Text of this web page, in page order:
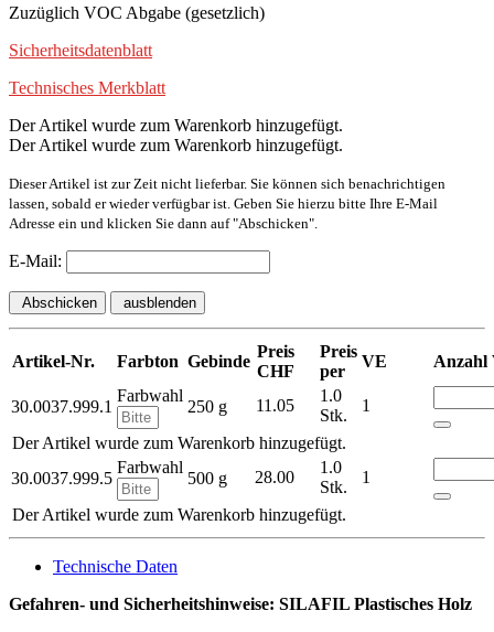
Zuzüglich VOC Abgabe (gesetzlich)
Sicherheitsdatenblatt
Technisches Merkblatt
Der Artikel wurde zum Warenkorb hinzugefügt.
Der Artikel wurde zum Warenkorb hinzugefügt.
Dieser Artikel ist zur Zeit nicht lieferbar. Sie können sich benachrichtigen
lassen, sobald er wieder verfügbar ist. Geben Sie hierzu bitte Ihre E-Mail
Adresse ein und klicken Sie dann auf "Abschicken".
E-Mail:
Abschicken ausblenden
Artikel-Nr. Farbton Gebinde
Preis
CHF
Preis
per
VE Anzahl
30.0037.999.1
Farbwahl
250 g 11.05
1.0
Stk.
1
Der Artikel wurde zum Warenkorb hinzugefügt.
30.0037.999.5
Farbwahl
500 g 28.00
1.0
Stk.
1
Der Artikel wurde zum Warenkorb hinzugefügt.
Technische Daten
Gefahren- und Sicherheitshinweise: SILAFIL Plastisches Holz